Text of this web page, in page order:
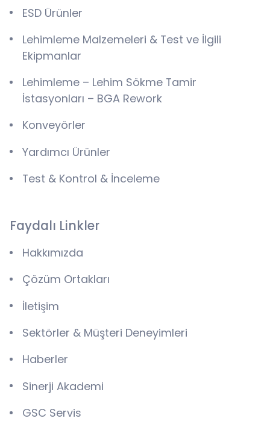
ESD Ürünler
Lehimleme Malzemeleri & Test ve İlgili
Ekipmanlar
Lehimleme – Lehim Sökme Tamir
İstasyonları – BGA Rework
Konveyörler
Yardımcı Ürünler
Test & Kontrol & İnceleme
Faydalı Linkler
Hakkımızda
Çözüm Ortakları
İletişim
Sektörler & Müşteri Deneyimleri
Haberler
Sinerji Akademi
GSC Servis